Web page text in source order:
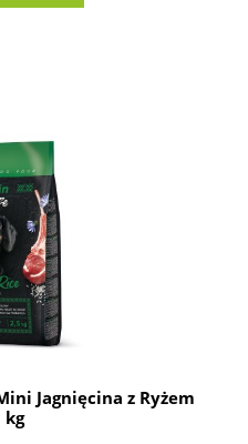
Jagnięcina z Ryżem
kg